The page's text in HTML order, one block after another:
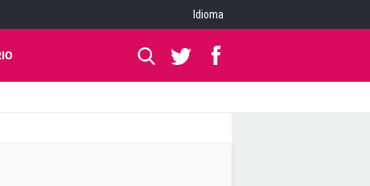
Idioma